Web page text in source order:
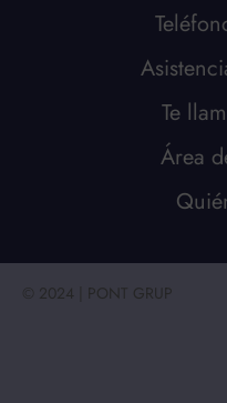
Te
Área
© 2024 | PONT GRUP